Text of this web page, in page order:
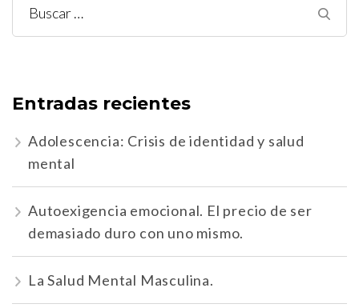
Buscar:
Entradas recientes
Adolescencia: Crisis de identidad y salud
mental
Autoexigencia emocional. El precio de ser
demasiado duro con uno mismo.
La Salud Mental Masculina.